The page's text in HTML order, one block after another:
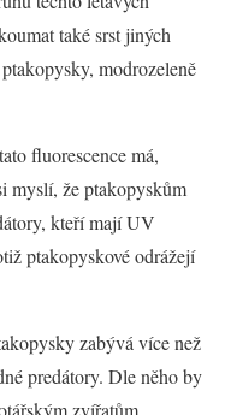
také srst jiných
modrozeleně
fluorescence má,
myslí, že ptakopyskům
kteří mají UV
ptakopyskové odrážejí
zabývá více než
predátory. Dle něho by
zvířatům